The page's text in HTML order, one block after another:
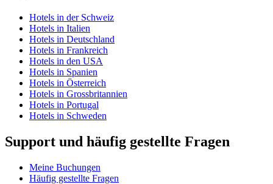
Hotels in der Schweiz
Hotels in Italien
Hotels in Deutschland
Hotels in Frankreich
Hotels in den USA
Hotels in Spanien
Hotels in Österreich
Hotels in Grossbritannien
Hotels in Portugal
Hotels in Schweden
Support und häufig gestellte Fragen
Meine Buchungen
Häufig gestellte Fragen